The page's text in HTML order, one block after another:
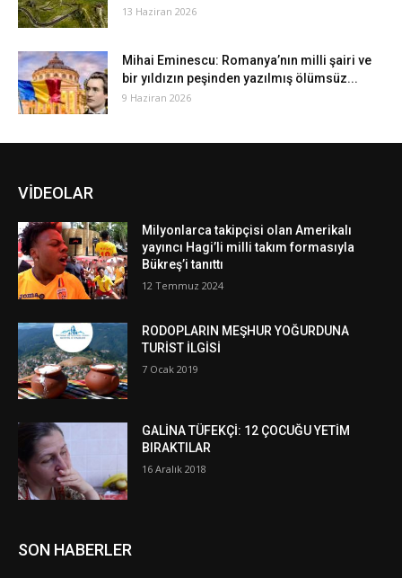
13 Haziran 2026
Mihai Eminescu: Romanya’nın milli şairi ve
bir yıldızın peşinden yazılmış ölümsüz...
9 Haziran 2026
VİDEOLAR
Milyonlarca takipçisi olan Amerikalı
yayıncı Hagi’li milli takım formasıyla
Bükreş’i tanıttı
12 Temmuz 2024
RODOPLARIN MEŞHUR YOĞURDUNA
TURİST İLGİSİ
7 Ocak 2019
GALİNA TÜFEKÇİ: 12 ÇOCUĞU YETİM
BIRAKTILAR
16 Aralık 2018
SON HABERLER